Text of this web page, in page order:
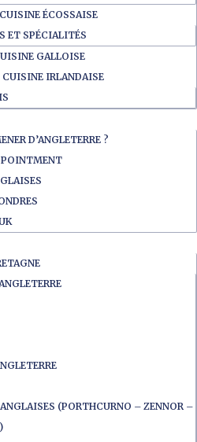
ÉCOSSAISE
ET SPÉCIALITÉS
GALLOISE
IRLANDAISE
D’ANGLETERRE ?
(PORTHCURNO – ZENNOR –